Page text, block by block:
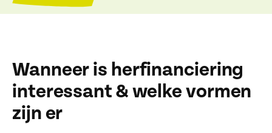
Wanneer is herfinanciering
interessant & welke vormen
zijn er